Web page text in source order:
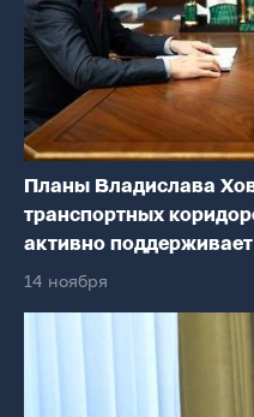
Планы Владислава
транспортных
активно
14 ноября